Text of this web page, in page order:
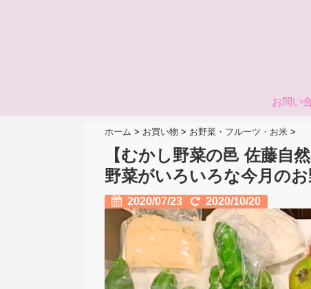
お問い
ホーム > お買い物 > お野菜・フルーツ・お米 >
【むかし野菜の邑 佐藤自
野菜がいろいろな今月の
2020/07/23 2020/10/20